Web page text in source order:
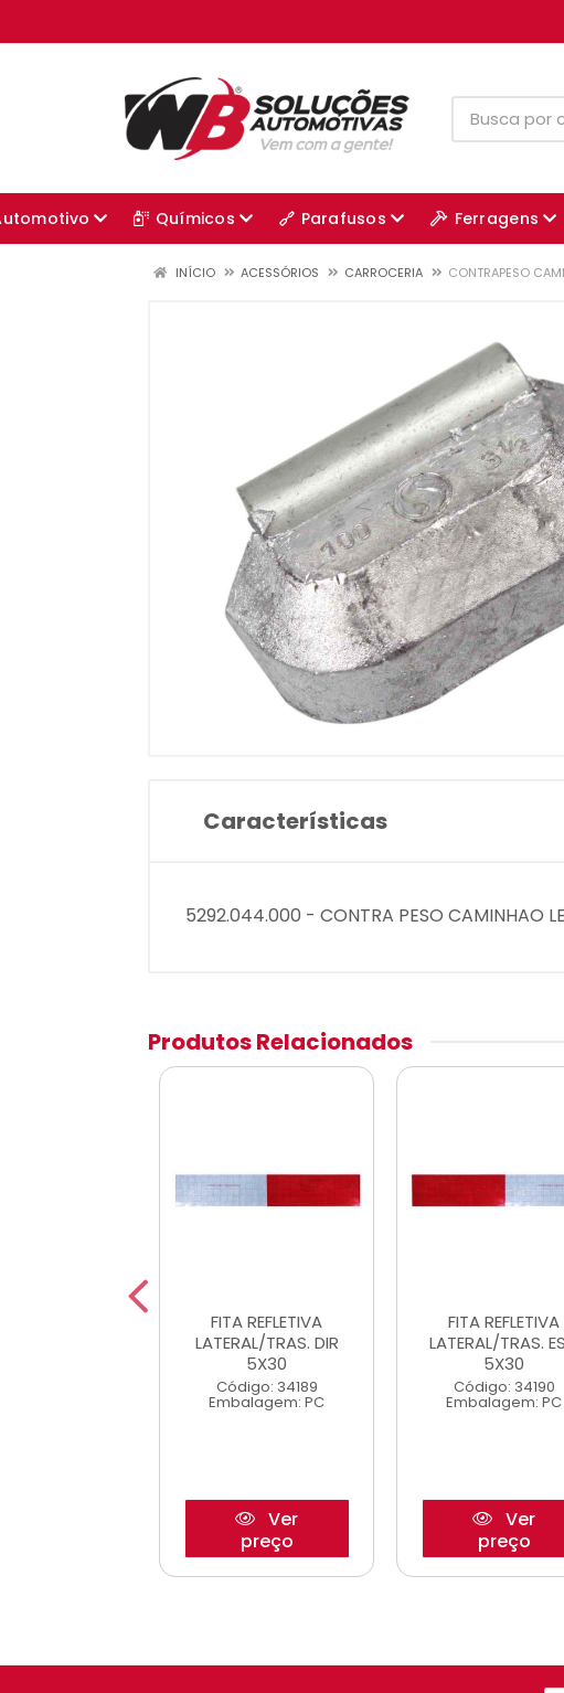
Químicos Parafusos Ferragens
INÍCIO ACESSÓRIOS CARROCERIA CONTRAPESO
Características
5292.044.000 - CONTRA PESO CAMINHAO
Produtos Relacionados
FITA REFLETIVA
LATERAL/TRAS. DIR
5X30
Código: 34189
Embalagem: PC
Ver
preço
FITA REFLETIVA
LATERAL/TRAS.
5X30
Código: 34190
Embalagem: PC
Ver
preço